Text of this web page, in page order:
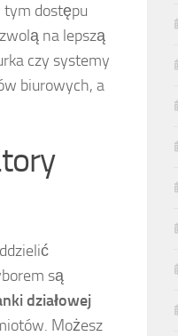
tym dostępu
na lepszą
czy systemy
biurowych, a
są
działowej
Możesz